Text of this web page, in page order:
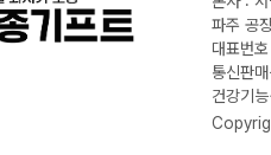
파주 공
대표번
통신판
건강기